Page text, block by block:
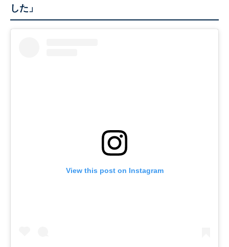
した」
View this post on Instagram